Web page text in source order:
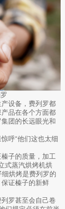
设备，费列罗都
品在各个方面都
团的长远眼光和
呼“他们这也太细
子的质量，加工
式蒸汽烘烤机烘
细烘烤是费列罗的
证榛子的新鲜
罗甚至会自己卷